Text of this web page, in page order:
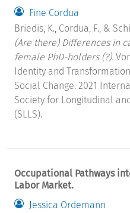
Fine Cordua
Briedis, K., Cordua, F., &
(Are there) Differences in
female PhD-holders (?).
Identity and
Social Change. 2021
Society for Longitudinal
(SLLS).
Occupational Pathways
Labor Market.
Jessica Ordemann